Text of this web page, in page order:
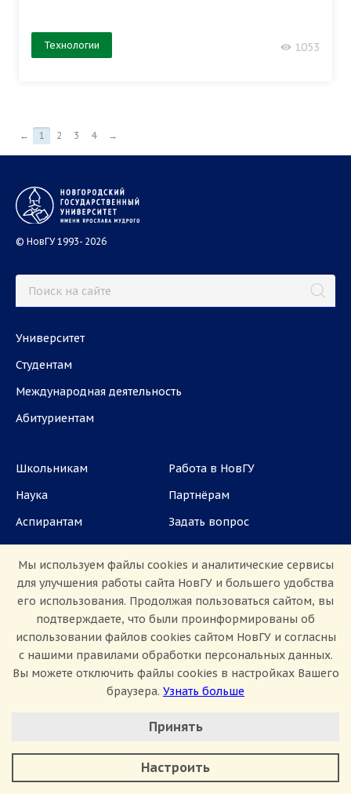
Технологии 1053
← 1 2 3 4 →
© НовГУ 1993- 2026
Университет
Студентам
Международная деятельность
Абитуриентам
Школьникам
Наука
Аспирантам
СМИ
Работа в НовГУ
Партнёрам
Задать вопрос
ул. Большая Санкт-Петербургская, 41, каб.
1101, 1103
Приемная комиссия: +7(8162)33-20-44
Сведения об образовательной организации
Политика конфиденциальности
Сведения о доходах
Мы используем файлы cookies и аналитические сервисы
для улучшения работы сайта НовГУ и большего удобства
его использования. Продолжая пользоваться сайтом, вы
подтверждаете, что были проинформированы об
использовании файлов cookies сайтом НовГУ и согласны
с нашими правилами обработки персональных данных.
Вы можете отключить файлы cookies в настройках Вашего
браузера. Узнать больше
Минимальные
Аналитические/Функциональные
Принять
Настроить